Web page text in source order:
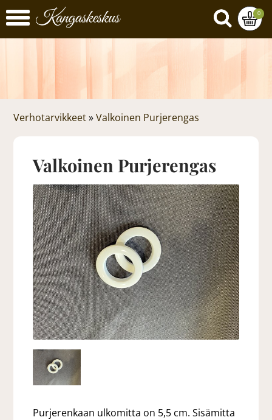
0
Verhotarvikkeet »Valkoinen Purjerengas
Valkoinen Purjerengas
Purjerenkaan ulkomitta on 5,5 cm. Sisämitta